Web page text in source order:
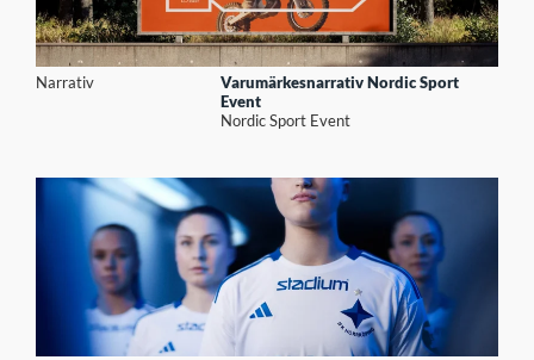
Narrativ
Varumärkesnarrativ Nordic Sport
Event
Nordic Sport Event